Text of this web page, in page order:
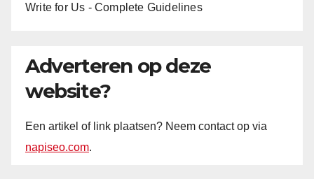
Write for Us - Complete Guidelines
Adverteren op deze
website?
Een artikel of link plaatsen? Neem contact op via
napiseo.com.